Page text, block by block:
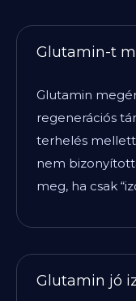
Glutamin-t
Glutamin
regenerációs
terhelés
nem
meg, ha csak
Glutamin jó